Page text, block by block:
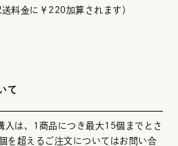
料金に￥220加算されます）
て
入は、1商品につき最大15個までとさ
を超えるご注文についてはお問い合